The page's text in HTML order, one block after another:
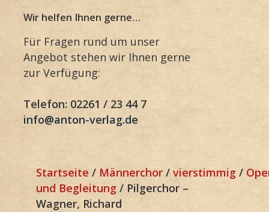
Wir helfen Ihnen gerne…
Für Fragen rund um unser
Angebot stehen wir Ihnen gerne
zur Verfügung:
Telefon: 02261 / 23 44 7
info@anton-verlag.de
Startseite / Männerchor / vierstimmig /
und Begleitung / Pilgerchor –
Wagner, Richard